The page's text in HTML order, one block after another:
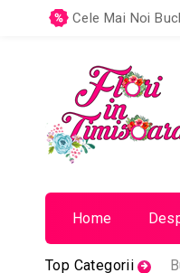
Cele Mai Noi
Home
Top Categorii